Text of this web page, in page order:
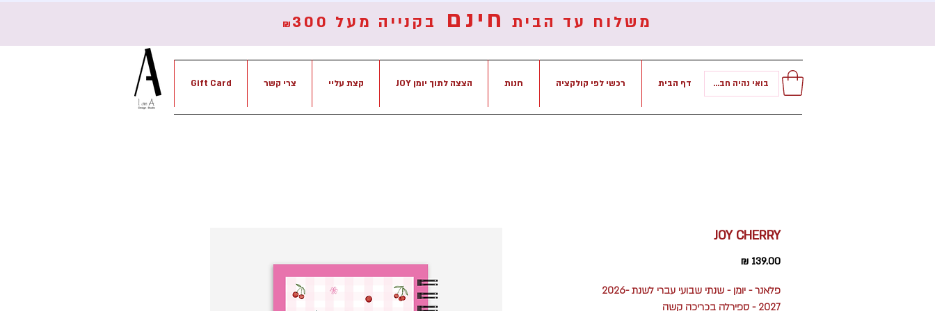
משלוח עד הבית חינם בקנייה מעל ₪ 300
בואי נהיה חברות! דף הבית רכשי לפי קולקציה חנות הצצה לתוך יומן JOY קצת עליי צרי קשר Gift Card
JOY CHERRY
פלאנר - יומן - שנתי שבועי עברי לשנת 2026-
2027 - ספירלה בכריכה קשה